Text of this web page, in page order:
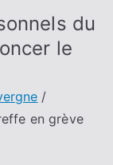
du
le
en grève